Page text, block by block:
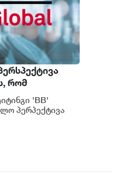
რომ
ტენდენცია
'BB'
პერპექტივა